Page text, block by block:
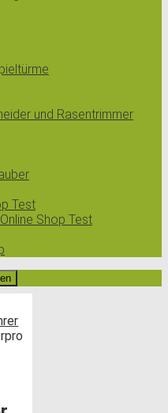
und Rasentrimmer
Test
Shop Test